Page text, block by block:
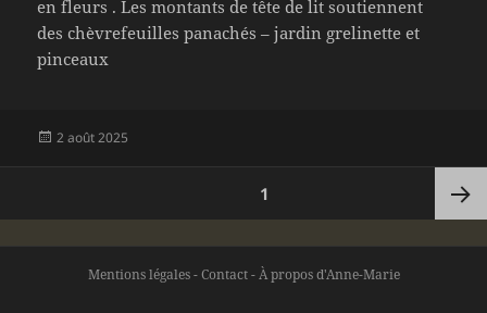
en fleurs . Les montants de tête de lit soutiennent
des chèvrefeuilles panachés – jardin grelinette et
pinceaux
Publié
2 août 2025
1
Page
Mentions légales-Contact-À propos d'Anne-Marie